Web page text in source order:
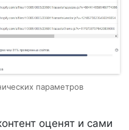
параметров
оценят и сами